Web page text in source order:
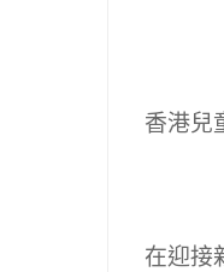
香港兒
在迎接